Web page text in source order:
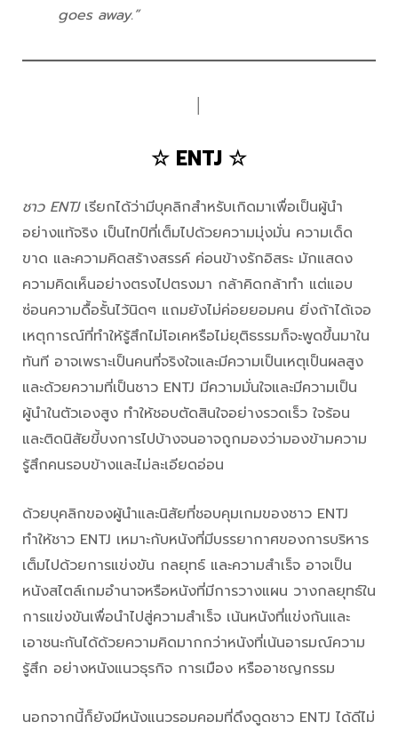
goes away.”
☆ ENTJ ☆
ชาว ENTJ เรียกได้ว่ามีบุคลิกสำหรับเกิดมาเพื่อเป็นผู้นำ
อย่างแท้จริง เป็นไทป์ที่เต็มไปด้วยความมุ่งมั่น ความเด็ด
ขาด และความคิดสร้างสรรค์ ค่อนข้างรักอิสระ มักแสดง
ความคิดเห็นอย่างตรงไปตรงมา กล้าคิดกล้าทำ แต่แอบ
ซ่อนความดื้อรั้นไว้นิดๆ แถมยังไม่ค่อยยอมคน ยิ่งถ้าได้เจอ
เหตุการณ์ที่ทำให้รู้สึกไม่โอเคหรือไม่ยุติธรรมก็จะพูดขึ้นมาใน
ทันที อาจเพราะเป็นคนที่จริงใจและมีความเป็นเหตุเป็นผลสูง
และด้วยความที่เป็นชาว ENTJ มีความมั่นใจและมีความเป็น
ผู้นำในตัวเองสูง ทำให้ชอบตัดสินใจอย่างรวดเร็ว ใจร้อน
และติดนิสัยขี้บงการไปบ้างจนอาจถูกมองว่ามองข้ามความ
รู้สึกคนรอบข้างและไม่ละเอียดอ่อน
ด้วยบุคลิกของผู้นำและนิสัยที่ชอบคุมเกมของชาว ENTJ
ทำให้ชาว ENTJ เหมาะกับหนังที่มีบรรยากาศของการบริหาร
เต็มไปด้วยการแข่งขัน กลยุทธ์ และความสำเร็จ อาจเป็น
หนังสไตล์เกมอำนาจหรือหนังที่มีการวางแผน วางกลยุทธ์ใน
การแข่งขันเพื่อนำไปสู่ความสำเร็จ เน้นหนังที่แข่งกันและ
เอาชนะกันได้ด้วยความคิดมากกว่าหนังที่เน้นอารมณ์ความ
รู้สึก อย่างหนังแนวธุรกิจ การเมือง หรืออาชญกรรม
นอกจากนี้ก็ยังมีหนังแนวรอมคอมที่ดึงดูดชาว ENTJ ได้ดีไม่